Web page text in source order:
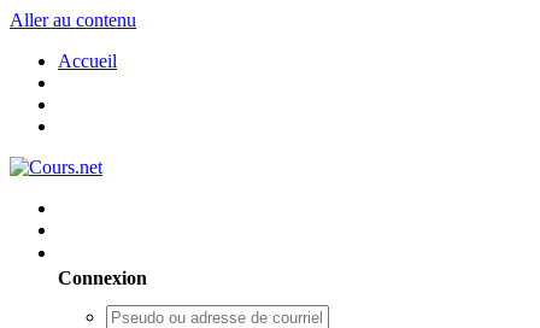
Aller au contenu
Accueil
Connexion